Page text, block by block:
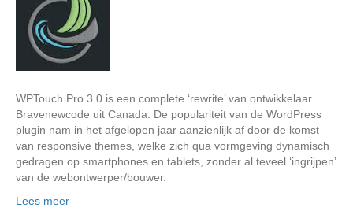
WPTouch Pro 3.0 is een complete ‘rewrite’ van ontwikkelaar
Bravenewcode uit Canada. De populariteit van de WordPress
plugin nam in het afgelopen jaar aanzienlijk af door de komst
van responsive themes, welke zich qua vormgeving dynamisch
gedragen op smartphones en tablets, zonder al teveel ‘ingrijpen’
van de webontwerper/bouwer.
Lees meer